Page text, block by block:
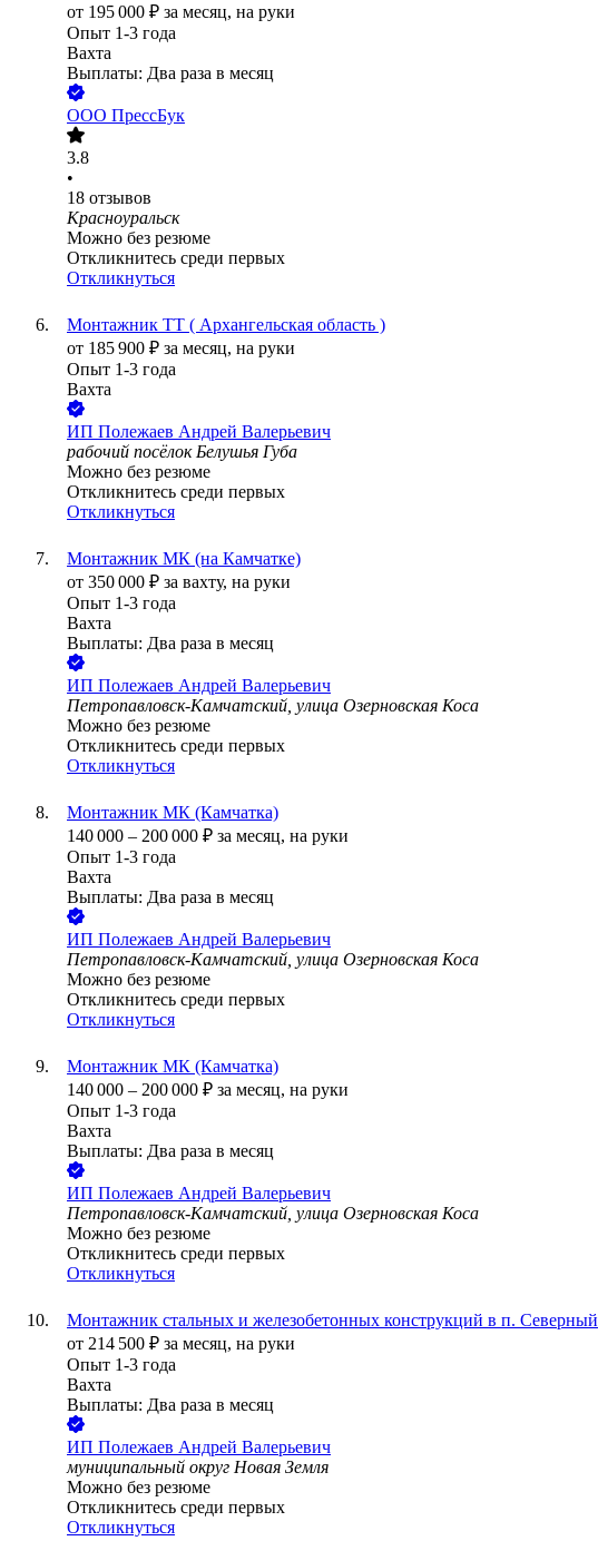
от 195 000 ₽ за месяц, на руки
Опыт 1-3 года
Вахта
Выплаты: Два раза в месяц
ООО ПрессБук
3.8
•
18 отзывов
Красноуральск
Можно без резюме
Откликнитесь среди первых
Откликнуться
Монтажник ТТ ( Архангельская область )
от 185 900 ₽ за месяц, на руки
Опыт 1-3 года
Вахта
ИП Полежаев Андрей Валерьевич
рабочий посёлок Белушья Губа
Можно без резюме
Откликнитесь среди первых
Откликнуться
Монтажник МК (на Камчатке)
от 350 000 ₽ за вахту, на руки
Опыт 1-3 года
Вахта
Выплаты: Два раза в месяц
ИП Полежаев Андрей Валерьевич
Петропавловск-Камчатский, улица Озерновская Коса
Можно без резюме
Откликнитесь среди первых
Откликнуться
Монтажник МК (Камчатка)
140 000 – 200 000 ₽ за месяц, на руки
Опыт 1-3 года
Вахта
Выплаты: Два раза в месяц
ИП Полежаев Андрей Валерьевич
Петропавловск-Камчатский, улица Озерновская Коса
Можно без резюме
Откликнитесь среди первых
Откликнуться
Монтажник МК (Камчатка)
140 000 – 200 000 ₽ за месяц, на руки
Опыт 1-3 года
Вахта
Выплаты: Два раза в месяц
ИП Полежаев Андрей Валерьевич
Петропавловск-Камчатский, улица Озерновская Коса
Можно без резюме
Откликнитесь среди первых
Откликнуться
Монтажник стальных и железобетонных конструкций в п. Северный
от 214 500 ₽ за месяц, на руки
Опыт 1-3 года
Вахта
Выплаты: Два раза в месяц
ИП Полежаев Андрей Валерьевич
муниципальный округ Новая Земля
Можно без резюме
Откликнитесь среди первых
Откликнуться